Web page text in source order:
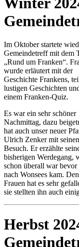
Im Oktober startete
Gemeindetreff mit dem
„Rund um Franken“.
wurde erläutert mit der
Geschichte Frankens,
lustigen Geschichten
einem Franken-Quiz.
Es war ein sehr schöner
Nachmittag, dazu
hat auch unser neuer
Ulrich Zenker mit
Besuch. Er erzählte
bisherigen Werdegang,
schon überall war bevor
nach Wonsees kam. Den
Frauen hat es sehr
sie stellten ihn auch
Herbst